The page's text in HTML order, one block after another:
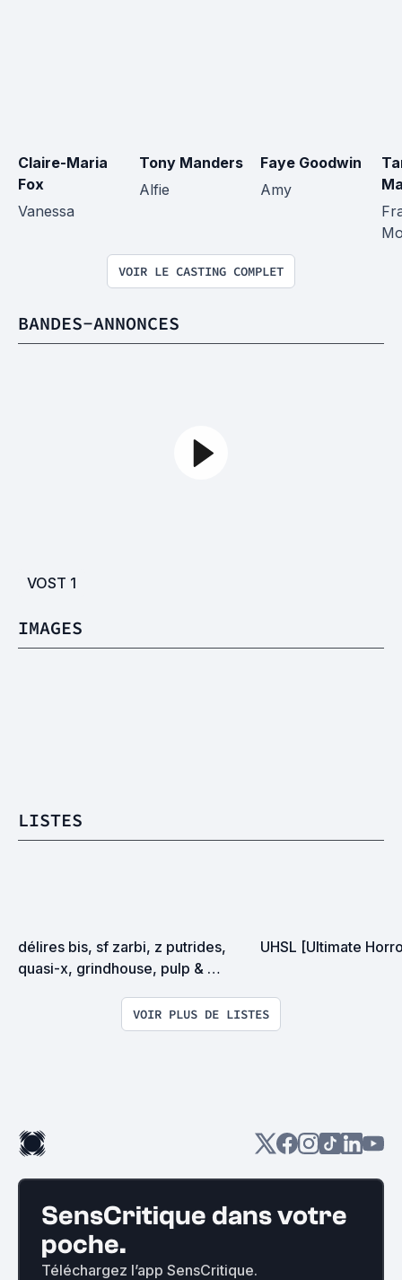
Claire-Maria
Fox
Vanessa
Tony Manders
Alfie
Faye Goodwin
Amy
VOIR LE CASTING COMPLET
BANDES-ANNONCES
VOST 1
IMAGES
LISTES
délires bis, sf zarbi, z putrides,
quasi-x, grindhouse, pulp &
UHSL [Ultimate
VOIR PLUS DE LISTES
SensCritique dans votre
poche.
Téléchargez l’app SensCritique.